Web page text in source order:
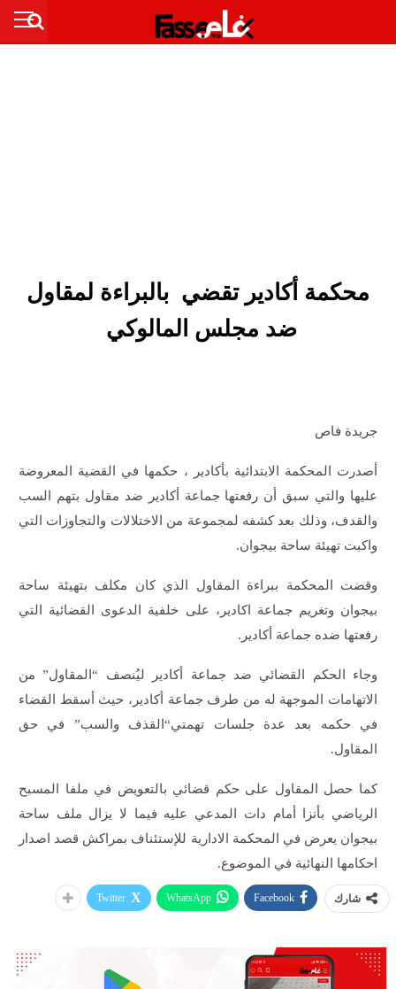
محكمة أكادير تقضي بالبراءة لمقاول
ضد مجلس المالوكي
جريدة فاص
أصدرت المحكمة الابتدائية بأكادير ، حكمها في القضية المعروضة
عليها والتي سبق أن رفعتها جماعة أكادير ضد مقاول بتهم السب
والقدف، وذلك بعد كشفه لمجموعة من الاختلالات والتجاوزات التي
واكبت تهيئة ساحة بيجوان.
وقضت المحكمة ببراءة المقاول الذي كان مكلف بتهيئة ساحة
بيجوان وتغريم جماعة اكادير، على خلفية الدعوى القضائية التي
رفعتها ضده جماعة أكادير.
وجاء الحكم القضائي ضد جماعة أكادير ليُنصف “المقاول” من
الاتهامات الموجهة له من طرف جماعة أكادير، حيث أسقط القضاء
في حكمه بعد عدة جلسات تهمتي“القذف والسب” في حق
المقاول.
كما حصل المقاول على حكم قضائي بالتعويض في ملفا المسبح
الرياضي بأنزا أمام دات المدعي عليه فيما لا يزال ملف ساحة
بيجوان يعرض في المحكمة الادارية للإستئناف بمراكش قصد اصدار
احكامها النهائية في الموضوع.
شارك Facebook
WhatsApp
Twitter